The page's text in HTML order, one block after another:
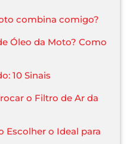
combina comigo?
Óleo da Moto? Como
10 Sinais
o Filtro de Ar da
Escolher o Ideal para